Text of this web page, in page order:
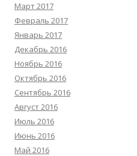
Март 2017
Февраль 2017
Январь 2017
Декабрь 2016
Ноябрь 2016
Октябрь 2016
Сентябрь 2016
Август 2016
Июль 2016
Июнь 2016
Май 2016